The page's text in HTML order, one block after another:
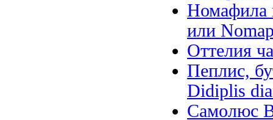
Номафила
или
Оттелия
Пеплис,
Didiplis
Самолюс